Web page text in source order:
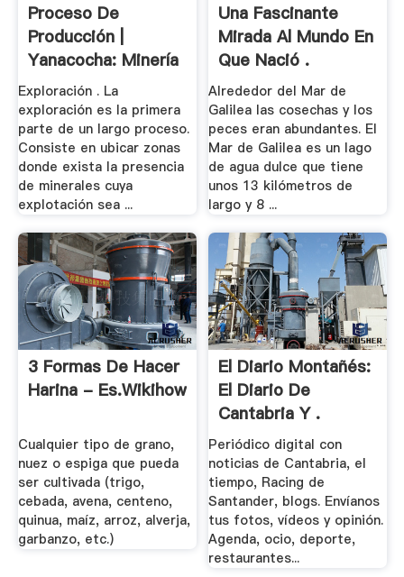
Proceso De
Producción |
Yanacocha: Minería
En .
Exploración . La
exploración es la primera
parte de un largo proceso.
Consiste en ubicar zonas
donde exista la presencia
de minerales cuya
explotación sea ...
Una Fascinante
Mirada Al Mundo En
Que Nació .
Alrededor del Mar de
Galilea las cosechas y los
peces eran abundantes. El
Mar de Galilea es un lago
de agua dulce que tiene
unos 13 kilómetros de
largo y 8 ...
3 Formas De Hacer
Harina - Es.wikihow
Cualquier tipo de grano,
nuez o espiga que pueda
ser cultivada (trigo,
cebada, avena, centeno,
quinua, maíz, arroz, alverja,
garbanzo, etc.)
El Diario Montañés:
El Diario De
Cantabria Y .
Periódico digital con
noticias de Cantabria, el
tiempo, Racing de
Santander, blogs. Envíanos
tus fotos, vídeos y opinión.
Agenda, ocio, deporte,
restaurantes...